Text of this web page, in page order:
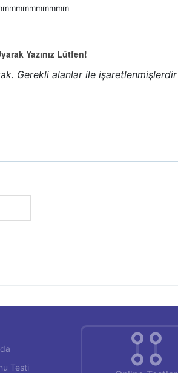
Yazınız Lütfen!
Gerekli alanlar ile işaretlenmişlerdir
Testi